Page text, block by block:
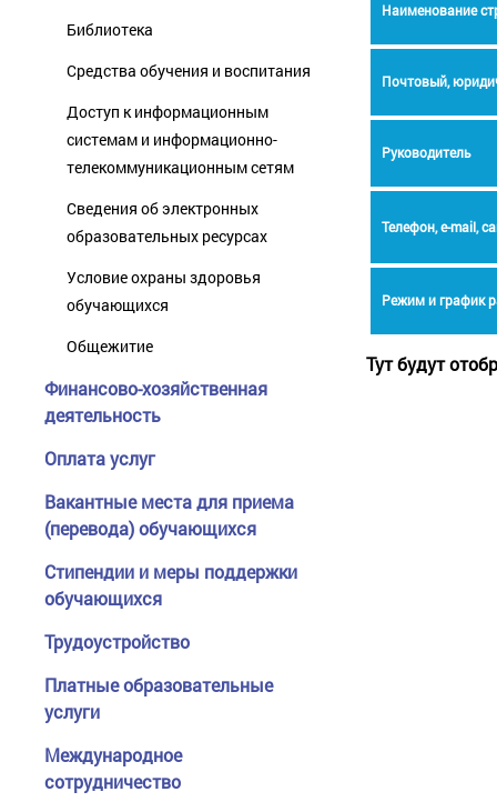
Библиотека
Средства обучения и воспитания
Доступ к информационным
системам и информационно-
телекоммуникационным сетям
Сведения об электронных
образовательных ресурсах
Условие охраны здоровья
обучающихся
Общежитие
Финансово-хозяйственная
деятельность
Оплата услуг
Вакантные места для приема
(перевода) обучающихся
Стипендии и меры поддержки
обучающихся
Трудоустройство
Платные образовательные
услуги
Международное
сотрудничество
Наименование
Почтовый,
Руководитель
Телефон, e-mail,
Режим и график
Тут будут